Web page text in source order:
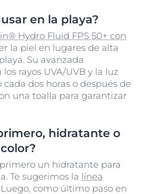
en la playa?
Hydro Fluid FPS 50+ con
la piel en lugares de alta
Su avanzada
rayos UVA/UVB y la luz
dos horas o después de
una toalla para garantizar
hidratante o
un hidratante para
Te sugerimos la línea
Luego, como último paso en